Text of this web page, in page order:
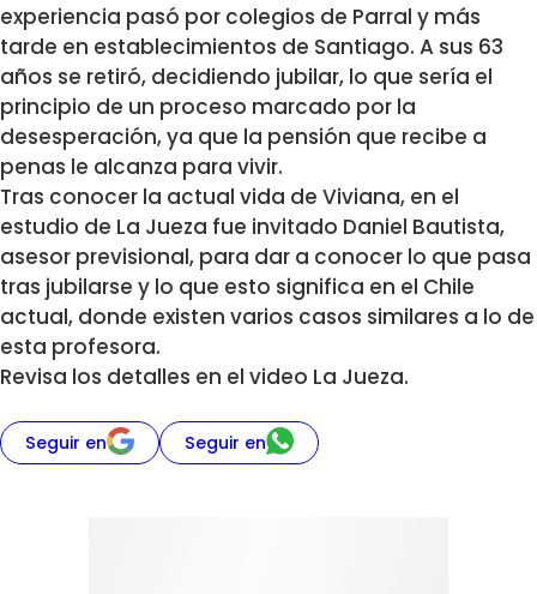
experiencia pasó por colegios de Parral y más
tarde en establecimientos de Santiago. A sus 63
años se retiró, decidiendo jubilar, lo que sería el
principio de un proceso marcado por la
desesperación, ya que la pensión que recibe a
penas le alcanza para vivir.
Tras conocer la actual vida de Viviana, en el
estudio de La Jueza fue invitado Daniel Bautista,
asesor previsional, para dar a conocer lo que pasa
tras jubilarse y lo que esto significa en el Chile
actual, donde existen varios casos similares a lo de
esta profesora.
Revisa los detalles en el video La Jueza.
Seguir en Seguir en